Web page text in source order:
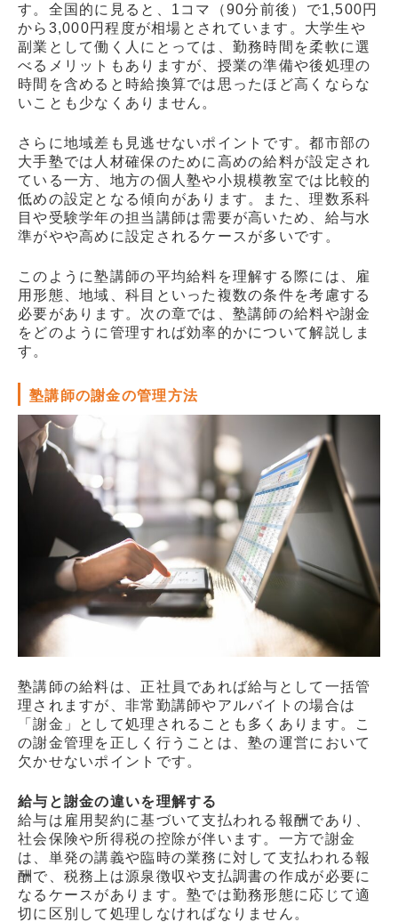
す。全国的に見ると、1コマ（90分前後）で1,500円
から3,000円程度が相場とされています。大学生や
副業として働く人にとっては、勤務時間を柔軟に選
べるメリットもありますが、授業の準備や後処理の
時間を含めると時給換算では思ったほど高くならな
いことも少なくありません。
さらに地域差も見逃せないポイントです。都市部の
大手塾では人材確保のために高めの給料が設定され
ている一方、地方の個人塾や小規模教室では比較的
低めの設定となる傾向があります。また、理数系科
目や受験学年の担当講師は需要が高いため、給与水
準がやや高めに設定されるケースが多いです。
このように塾講師の平均給料を理解する際には、雇
用形態、地域、科目といった複数の条件を考慮する
必要があります。次の章では、塾講師の給料や謝金
をどのように管理すれば効率的かについて解説しま
す。
塾講師の謝金の管理方法
塾講師の給料は、正社員であれば給与として一括管
理されますが、非常勤講師やアルバイトの場合は
「謝金」として処理されることも多くあります。こ
の謝金管理を正しく行うことは、塾の運営において
欠かせないポイントです。
給与と謝金の違いを理解する
給与は雇用契約に基づいて支払われる報酬であり、
社会保険や所得税の控除が伴います。一方で謝金
は、単発の講義や臨時の業務に対して支払われる報
酬で、税務上は源泉徴収や支払調書の作成が必要に
なるケースがあります。塾では勤務形態に応じて適
切に区別して処理しなければなりません。